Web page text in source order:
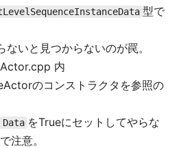
型で
いと見つからないのが罠。
内
のコンストラクタを参照の
をTrueにセットしてやらな
注意。